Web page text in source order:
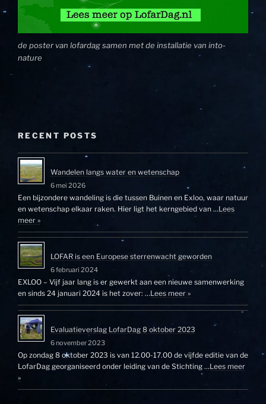
de poster van lofardag samen met de installatie van into-
nature
RECENT POSTS
Wandelen langs water en wetenschap
6 mei 2026
Een bijzondere wandeling is die tussen Buinen en Exloo, waar natuur
en wetenschap elkaar raken. Hier ligt het kerngebied van …Lees
meer »
LOFAR is een Europese sterrenwacht geworden
6 februari 2024
EXLOO – Vijf jaar lang is er gewerkt aan een nieuwe samenwerking
en sinds 24 januari 2024 is het zover: …Lees meer »
Evaluatieverslag LofarDag 8 oktober 2023
6 november 2023
Op zondag 8 oktober 2023 is van 12.00-17.00 de vijfde editie van de
LofarDag georganiseerd onder leiding van de Stichting …Lees meer
»